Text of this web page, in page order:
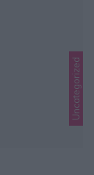
Uncategorized